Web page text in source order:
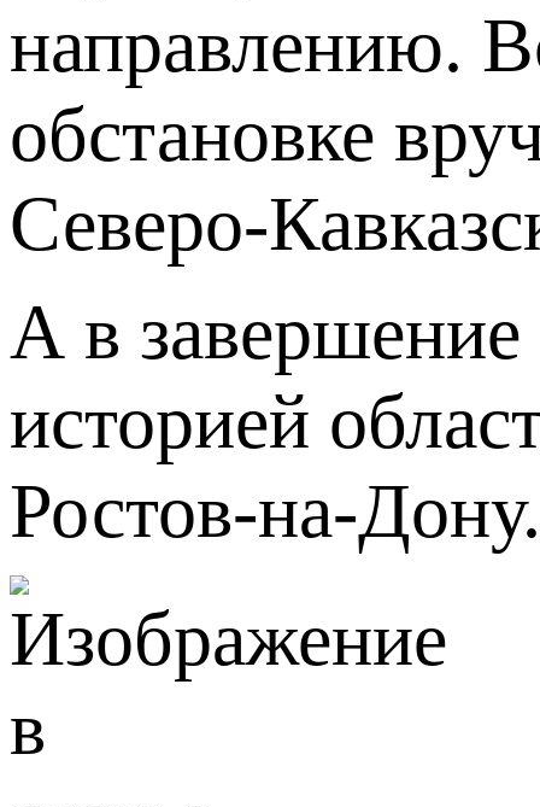
направлению.
обстановке
Северо-
А в завершение
историей
Ростов-на-Дону.